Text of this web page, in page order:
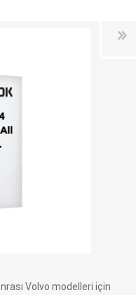
Volvo modelleri için